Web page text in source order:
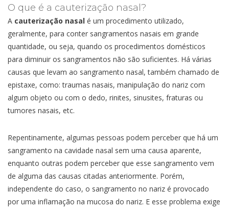
O que é a cauterização nasal?
A cauterização nasal é um procedimento utilizado,
geralmente, para conter sangramentos nasais em grande
quantidade, ou seja, quando os procedimentos domésticos
para diminuir os sangramentos não são suficientes. Há várias
causas que levam ao sangramento nasal, também chamado de
epistaxe, como: traumas nasais, manipulação do nariz com
algum objeto ou com o dedo, rinites, sinusites, fraturas ou
tumores nasais, etc.
Repentinamente, algumas pessoas podem perceber que há um
sangramento na cavidade nasal sem uma causa aparente,
enquanto outras podem perceber que esse sangramento vem
de alguma das causas citadas anteriormente. Porém,
independente do caso, o sangramento no nariz é provocado
por uma inflamação na mucosa do nariz. E esse problema exige